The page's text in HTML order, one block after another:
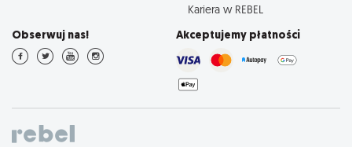
Kariera w REBEL
Obserwuj nas! Akceptujemy płatności